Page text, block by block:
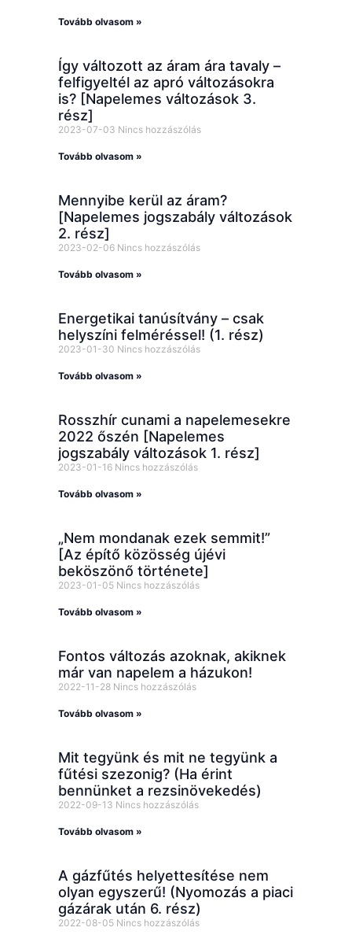
Tovább olvasom »
Így változott az áram ára tavaly –
felfigyeltél az apró változásokra
is? [Napelemes változások 3.
rész]
2023-07-03 Nincs hozzászólás
Tovább olvasom »
Mennyibe kerül az áram?
[Napelemes jogszabály változások
2. rész]
2023-02-06 Nincs hozzászólás
Tovább olvasom »
Energetikai tanúsítvány – csak
helyszíni felméréssel! (1. rész)
2023-01-30 Nincs hozzászólás
Tovább olvasom »
Rosszhír cunami a napelemesekre
2022 őszén [Napelemes
jogszabály változások 1. rész]
2023-01-16 Nincs hozzászólás
Tovább olvasom »
„Nem mondanak ezek semmit!”
[Az építő közösség újévi
beköszönő története]
2023-01-05 Nincs hozzászólás
Tovább olvasom »
Fontos változás azoknak, akiknek
már van napelem a házukon!
2022-11-28 Nincs hozzászólás
Tovább olvasom »
Mit tegyünk és mit ne tegyünk a
fűtési szezonig? (Ha érint
bennünket a rezsinövekedés)
2022-09-13 Nincs hozzászólás
Tovább olvasom »
A gázfűtés helyettesítése nem
olyan egyszerű! (Nyomozás a piaci
gázárak után 6. rész)
2022-08-05 Nincs hozzászólás